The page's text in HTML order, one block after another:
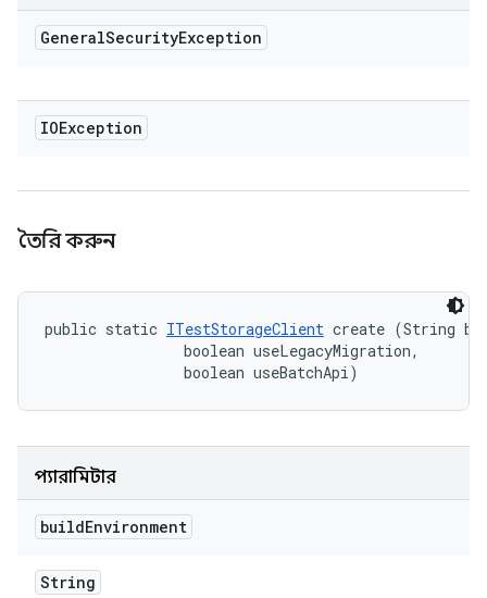
GeneralSecurityException
IOException
তৈরি করুন
public static ITestStorageClient create (String
                boolean useLegacyMigration,
                boolean useBatchApi)
প্যারামিটার
buildEnvironment
String